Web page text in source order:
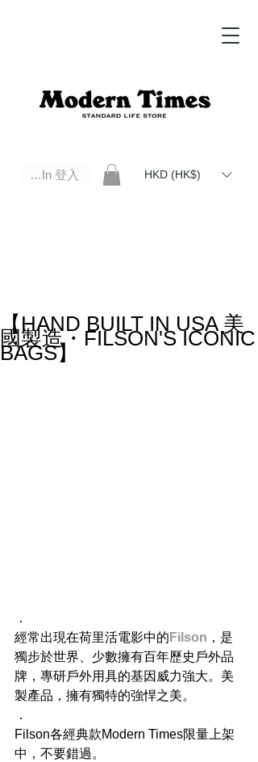
Log In 登入 HKD (HK$)
【HAND BUILT IN USA 美
國製造・FILSON'S ICONIC
BAGS】
．
經常出現在荷里活電影中的 Filson ，是
獨步於世界、少數擁有百年歷史戶外品
牌，專研戶外用具的基因威力強大。美
製產品，擁有獨特的強悍之美。
．
Filson各經典款Modern Times限量上架
中，不要錯過。